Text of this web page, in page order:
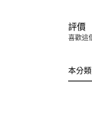
評價
喜歡這
本分